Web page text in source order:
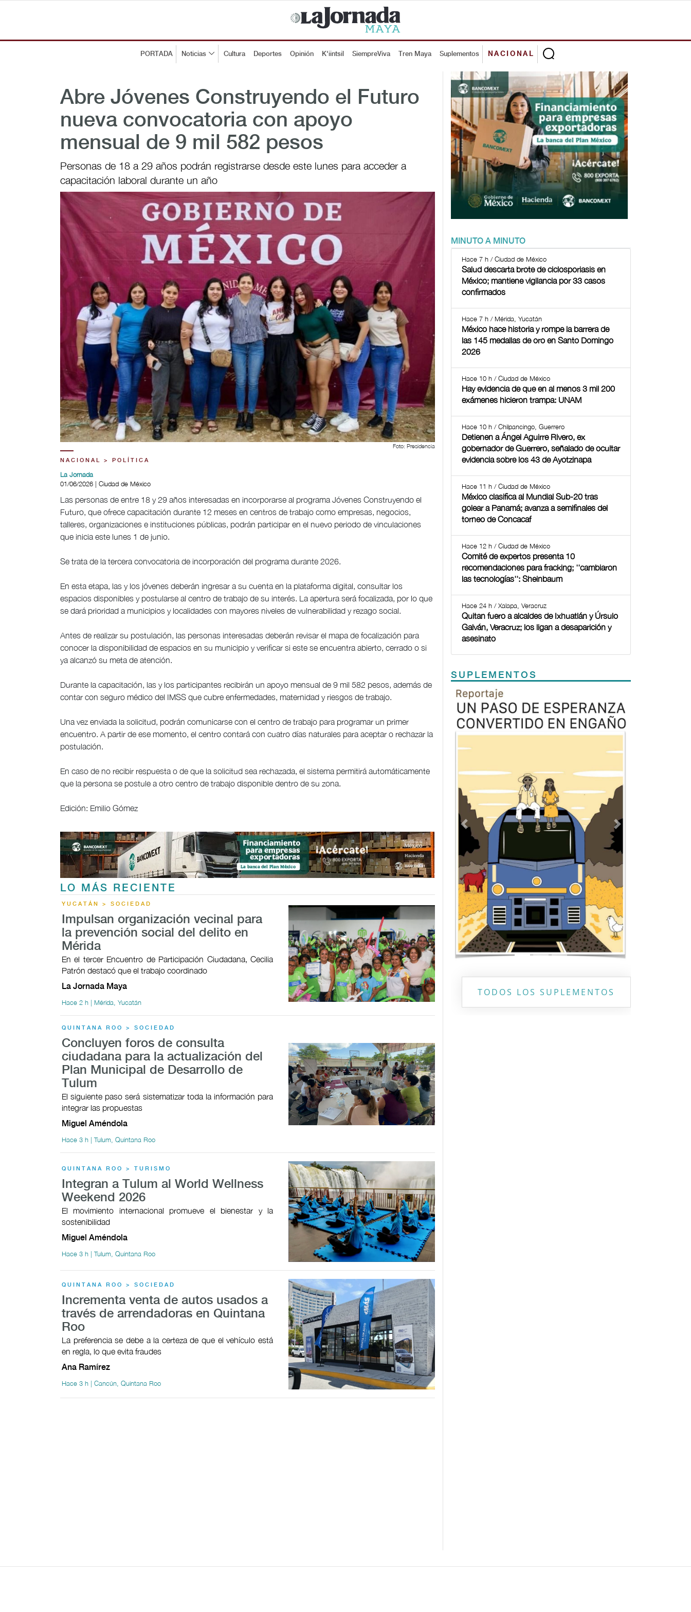
PORTADA Noticias Cultura Deportes Opinión K'iintsil SiempreViva Tren Maya Suplementos NACIONAL
Abre Jóvenes Construyendo el Futuro
nueva convocatoria con apoyo
mensual de 9 mil 582 pesos
Personas de 18 a 29 años podrán registrarse desde este lunes para acceder a
capacitación laboral durante un año
Foto: Presidencia
NACIONAL > POLÍTICA
La Jornada
01/06/2026 | Ciudad de México
Las personas de entre 18 y 29 años interesadas en incorporarse al programa Jóvenes Construyendo el
Futuro, que ofrece capacitación durante 12 meses en centros de trabajo como empresas, negocios,
talleres, organizaciones e instituciones públicas, podrán participar en el nuevo periodo de vinculaciones
que inicia este lunes 1 de junio.
Se trata de la tercera convocatoria de incorporación del programa durante 2026.
En esta etapa, las y los jóvenes deberán ingresar a su cuenta en la plataforma digital, consultar los
espacios disponibles y postularse al centro de trabajo de su interés. La apertura será focalizada, por lo que
se dará prioridad a municipios y localidades con mayores niveles de vulnerabilidad y rezago social.
Antes de realizar su postulación, las personas interesadas deberán revisar el mapa de focalización para
conocer la disponibilidad de espacios en su municipio y verificar si este se encuentra abierto, cerrado o si
ya alcanzó su meta de atención.
Durante la capacitación, las y los participantes recibirán un apoyo mensual de 9 mil 582 pesos, además de
contar con seguro médico del IMSS que cubre enfermedades, maternidad y riesgos de trabajo.
Una vez enviada la solicitud, podrán comunicarse con el centro de trabajo para programar un primer
encuentro. A partir de ese momento, el centro contará con cuatro días naturales para aceptar o rechazar la
postulación.
En caso de no recibir respuesta o de que la solicitud sea rechazada, el sistema permitirá automáticamente
que la persona se postule a otro centro de trabajo disponible dentro de su zona.
Edición: Emilio Gómez
LO MÁS RECIENTE
YUCATÁN > SOCIEDAD
Impulsan organización vecinal para
la prevención social del delito en
Mérida
En el tercer Encuentro de Participación Ciudadana, Cecilia
Patrón destacó que el trabajo coordinado
La Jornada Maya
Hace 2 h | Mérida, Yucatán
QUINTANA ROO > SOCIEDAD
Concluyen foros de consulta
ciudadana para la actualización del
Plan Municipal de Desarrollo de
Tulum
El siguiente paso será sistematizar toda la información para
integrar las propuestas
Miguel Améndola
Hace 3 h | Tulum, Quintana Roo
QUINTANA ROO > TURISMO
Integran a Tulum al World Wellness
Weekend 2026
El movimiento internacional promueve el bienestar y la
sostenibilidad
Miguel Améndola
Hace 3 h | Tulum, Quintana Roo
QUINTANA ROO > SOCIEDAD
Incrementa venta de autos usados a
través de arrendadoras en Quintana
Roo
La preferencia se debe a la certeza de que el vehículo está
en regla, lo que evita fraudes
Ana Ramírez
Hace 3 h | Cancún, Quintana Roo
MINUTO A MINUTO
Hace 7 h / Ciudad de México
Salud descarta brote de ciclosporiasis en
México; mantiene vigilancia por 33 casos
confirmados
Hace 7 h / Mérida, Yucatán
México hace historia y rompe la barrera de
las 145 medallas de oro en Santo Domingo
2026
Hace 10 h / Ciudad de México
Hay evidencia de que en al menos 3 mil 200
exámenes hicieron trampa: UNAM
Hace 10 h / Chilpancingo, Guerrero
Detienen a Ángel Aguirre Rivero, ex
gobernador de Guerrero, señalado de ocultar
evidencia sobre los 43 de Ayotzinapa
Hace 11 h / Ciudad de México
México clasifica al Mundial Sub-20 tras
golear a Panamá; avanza a semifinales del
torneo de Concacaf
Hace 12 h / Ciudad de México
Comité de expertos presenta 10
recomendaciones para fracking; ''cambiaron
las tecnologías'': Sheinbaum
Hace 24 h / Xalapa, Veracruz
Quitan fuero a alcaldes de Ixhuatlán y Úrsulo
Galván, Veracruz; los ligan a desaparición y
asesinato
SUPLEMENTOS
Previous Next
TODOS LOS SUPLEMENTOS